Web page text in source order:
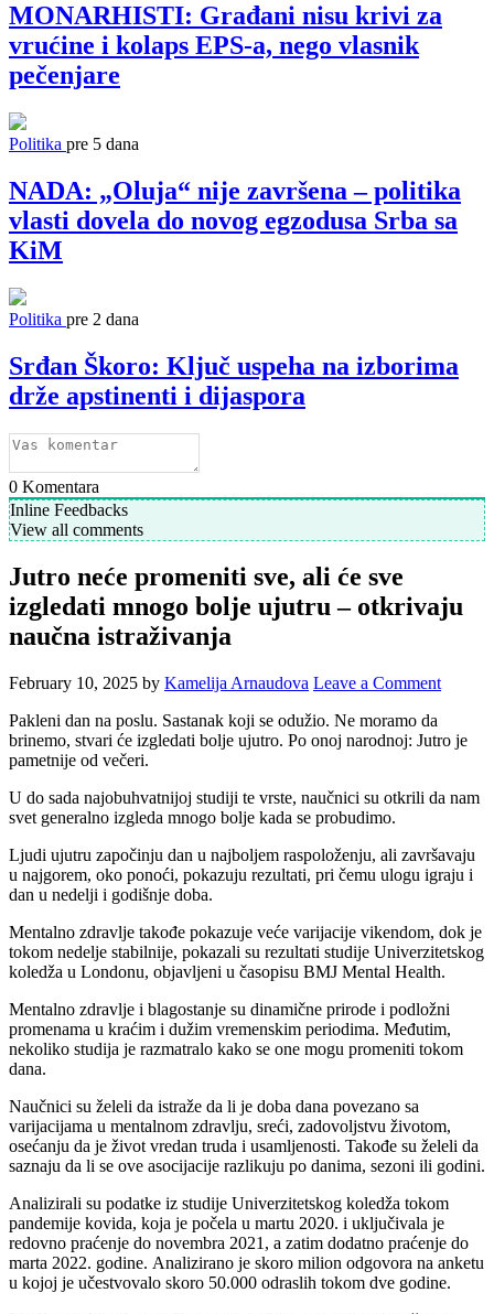
MONARHISTI: Građani nisu krivi za
vrućine i kolaps EPS-a, nego vlasnik
pečenjare
Politika pre 5 dana
NADA: „Oluja“ nije završena – politika
vlasti dovela do novog egzodusa Srba sa
KiM
Politika pre 2 dana
Srđan Škoro: Ključ uspeha na izborima
drže apstinenti i dijaspora
0 Komentara
Inline Feedbacks
View all comments
Jutro neće promeniti sve, ali će sve
izgledati mnogo bolje ujutru – otkrivaju
naučna istraživanja
February 10, 2025 by Kamelija Arnaudova Leave a Comment
Pakleni dan na poslu. Sastanak koji se odužio. Ne moramo da
brinemo, stvari će izgledati bolje ujutro. Po onoj narodnoj: Jutro je
pametnije od večeri.
U do sada najobuhvatnijoj studiji te vrste, naučnici su otkrili da nam
svet generalno izgleda mnogo bolje kada se probudimo.
Ljudi ujutru započinju dan u najboljem raspoloženju, ali završavaju
u najgorem, oko ponoći, pokazuju rezultati, pri čemu ulogu igraju i
dan u nedelji i godišnje doba.
Mentalno zdravlje takođe pokazuje veće varijacije vikendom, dok je
tokom nedelje stabilnije, pokazali su rezultati studije Univerzitetskog
koledža u Londonu, objavljeni u časopisu BMJ Mental Health.
Mentalno zdravlje i blagostanje su dinamične prirode i podložni
promenama u kraćim i dužim vremenskim periodima. Međutim,
nekoliko studija je razmatralo kako se one mogu promeniti tokom
dana.
Naučnici su želeli da istraže da li je doba dana povezano sa
varijacijama u mentalnom zdravlju, sreći, zadovoljstvu životom,
osećanju da je život vredan truda i usamljenosti. Takođe su želeli da
saznaju da li se ove asocijacije razlikuju po danima, sezoni ili godini.
Analizirali su podatke iz studije Univerzitetskog koledža tokom
pandemije kovida, koja je počela u martu 2020. i uključivala je
redovno praćenje do novembra 2021, a zatim dodatno praćenje do
marta 2022. godine. Analizirano je skoro milion odgovora na anketu
u kojoj je učestvovalo skoro 50.000 odraslih tokom dve godine.